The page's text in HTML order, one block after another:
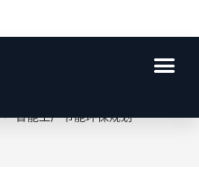
> 智能工厂节能环保规划